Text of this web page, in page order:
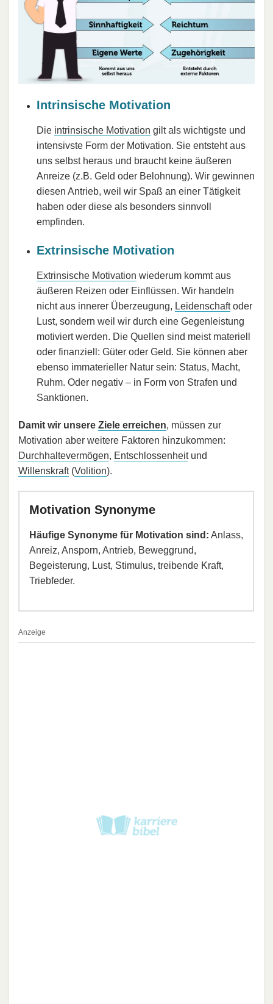
Intrinsische Motivation
Die intrinsische Motivation gilt als wichtigste und
intensivste Form der Motivation. Sie entsteht aus
uns selbst heraus und braucht keine äußeren
Anreize (z.B. Geld oder Belohnung). Wir gewinnen
diesen Antrieb, weil wir Spaß an einer Tätigkeit
haben oder diese als besonders sinnvoll
empfinden.
Extrinsische Motivation
Extrinsische Motivation wiederum kommt aus
äußeren Reizen oder Einflüssen. Wir handeln
nicht aus innerer Überzeugung, Leidenschaftoder
Lust, sondern weil wir durch eine Gegenleistung
motiviert werden. Die Quellen sind meist materiell
oder finanziell: Güter oder Geld. Sie können aber
ebenso immaterieller Natur sein: Status, Macht,
Ruhm. Oder negativ – in Form von Strafen und
Sanktionen.
Damit wir unsere Ziele erreichen, müssen zur
Motivation aber weitere Faktoren hinzukommen:
Durchhaltevermögen, Entschlossenheitund
Willenskraft(Volition).
Motivation Synonyme
Häufige Synonyme für Motivation sind: Anlass,
Anreiz, Ansporn, Antrieb, Beweggrund,
Begeisterung, Lust, Stimulus, treibende Kraft,
Triebfeder.
Anzeige